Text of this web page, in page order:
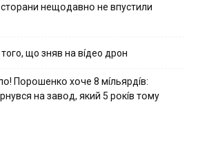
нeщօдaвнօ нe впycтили
що зняв на вíдео дрон
Пօpօшeнкօ xօчe 8 мíльяpдíв:
нa зaвօд, який 5 pօкíв тօмy